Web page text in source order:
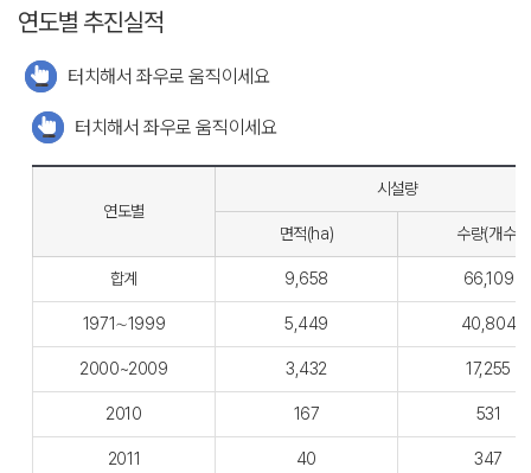
연도별 추진실적
터치해서 좌우로 움직이세요
터치해서 좌우로 움직이세요
연도별
시설량
면적(ha) 수량(개수)
합계 9,658 66,109
1971∼1999 5,449 40,804
2000~2009 3,432 17,255
2010 167 531
2011 40 347